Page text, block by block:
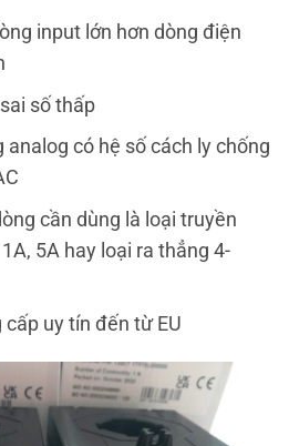
input lớn hơn dòng điện
số thấp
analog có hệ số cách ly chống
cần dùng là loại truyền
5A hay loại ra thẳng 4-
uy tín đến từ EU